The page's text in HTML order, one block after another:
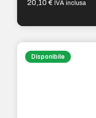
20,10€ IVA inclusa
Disponibile